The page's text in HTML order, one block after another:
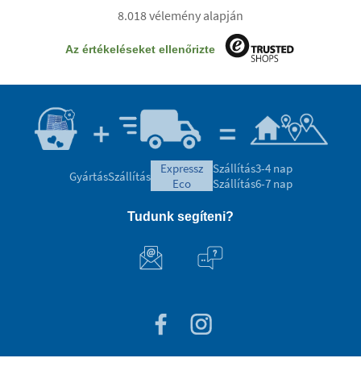
8.018 vélemény alapján
Az értékeléseket ellenőrizte
GyártásSzállítás
expressz
eco
Szállítás3-4 nap
Szállítás6-7 nap
Tudunk segíteni?